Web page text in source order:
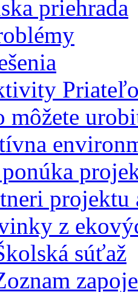
priehrada
môžete
projektu
z
súťaž